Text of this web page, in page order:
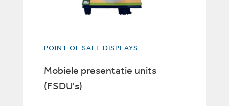
POINT OF SALE DISPLAYS
Mobiele presentatie units
(FSDU's)